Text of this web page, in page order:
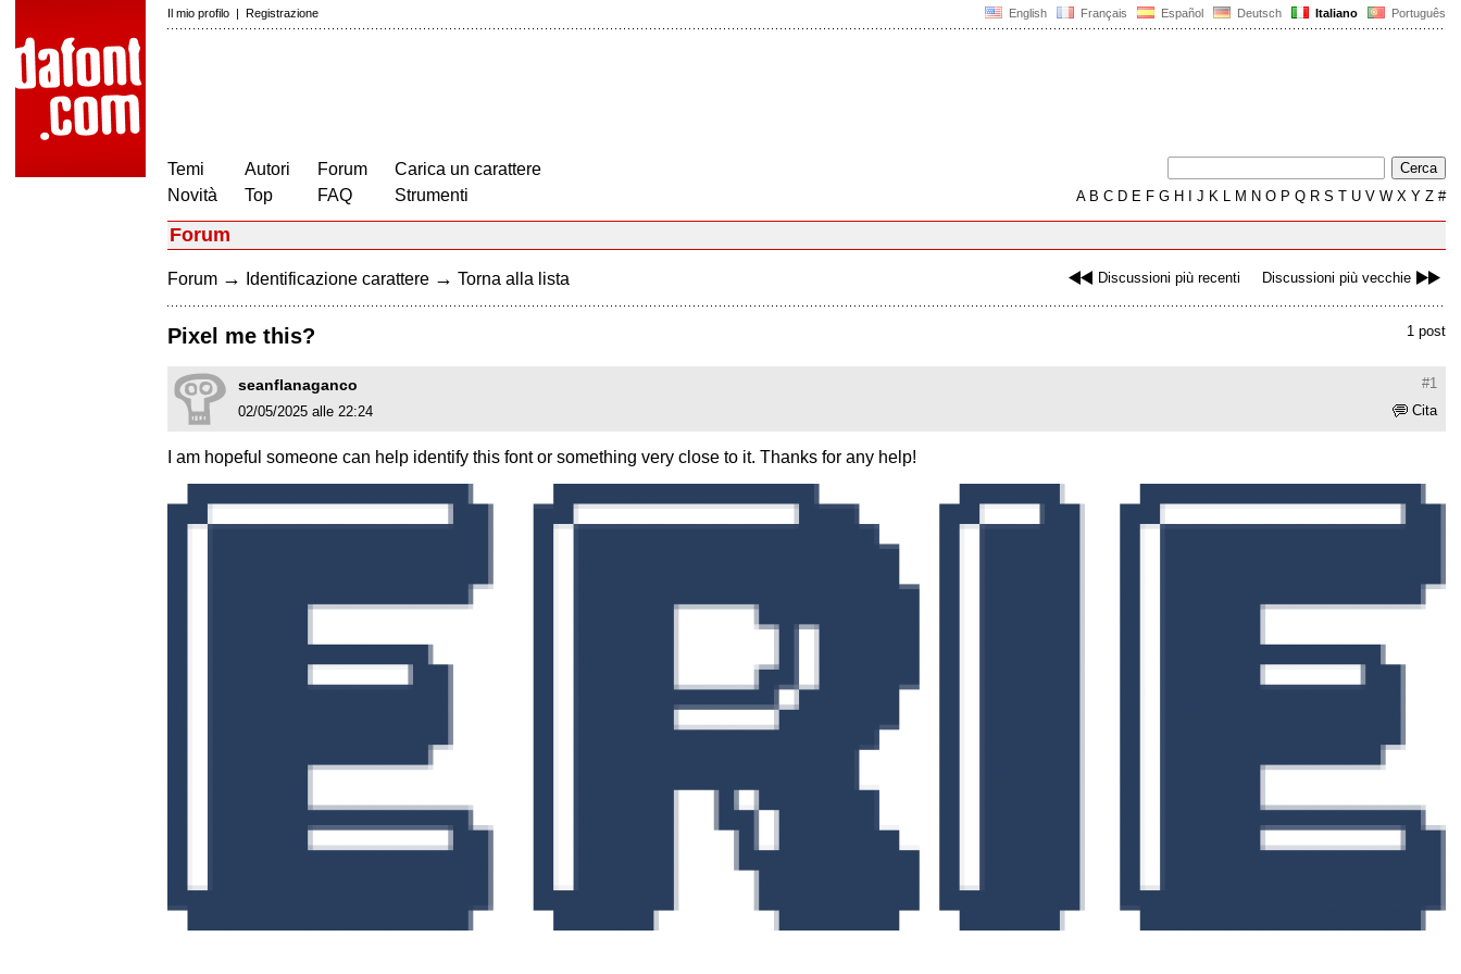
English Français Español Deutsch Italiano Português
Il mio profilo | Registrazione
Temi
Novità
Autori
Top
Forum
FAQ
Carica un carattere
Strumenti
AB C D E F G H J K L M N O P Q R S T U V W X Y Z #
Forum
Discussioni più recenti Discussioni più vecchie
Forum → Identificazione carattere → Torna alla lista
1 post
Pixel me this?
#1
seanflanaganco
Cita
02/05/2025 alle 22:24
I am hopeful someone can help identify this font or something very close to it. Thanks for any help!